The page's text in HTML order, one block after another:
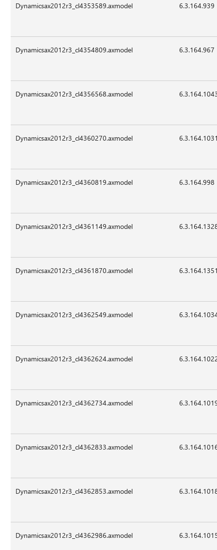
Dynamicsax2012r3_cl4353589.axmodel 6.3.164.939
Dynamicsax2012r3_cl4354809.axmodel 6.3.164.967
Dynamicsax2012r3_cl4356568.axmodel
Dynamicsax2012r3_cl4360270.axmodel
Dynamicsax2012r3_cl4360819.axmodel 6.3.164.998
Dynamicsax2012r3_cl4361149.axmodel
Dynamicsax2012r3_cl4361870.axmodel
Dynamicsax2012r3_cl4362549.axmodel
Dynamicsax2012r3_cl4362624.axmodel
Dynamicsax2012r3_cl4362734.axmodel
Dynamicsax2012r3_cl4362833.axmodel
Dynamicsax2012r3_cl4362853.axmodel
Dynamicsax2012r3_cl4362986.axmodel